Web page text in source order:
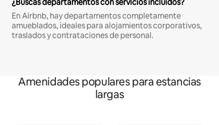
En Airbnb, hay departamentos completamente
amueblados, ideales para alojamientos corporativos,
traslados y contrataciones de personal.
Amenidades populares para estancias
largas